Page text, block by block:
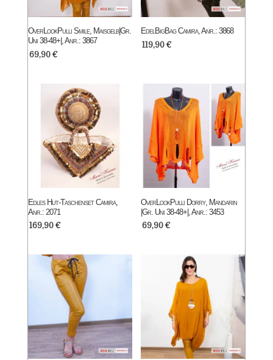
OverLookPulli Smile, Maisgelb|Gr.
Uni 38-48+|, Anr.: 3867
69,90€
EdelBigBag Camira, Anr.: 3868
119,90€
Edles Hut-Taschenset Camira,
Anr.: 2071
169,90€
OverLookPulli Dorry, Mandarin
|Gr. Uni 38-48+|, Anr.: 3453
69,90€